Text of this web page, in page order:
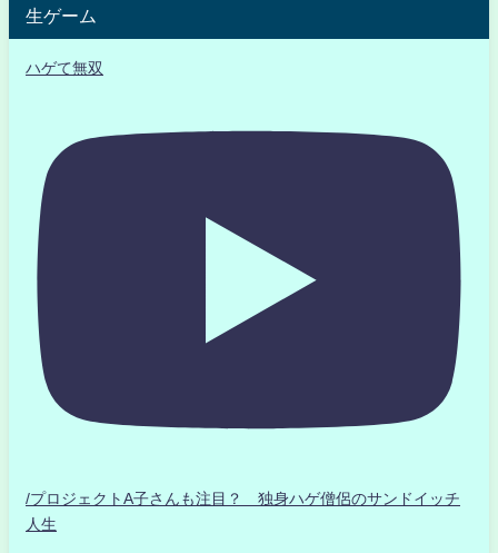
生ゲーム
ハゲて無双
/プロジェクトA子さんも注目？ 独身ハゲ僧侶のサンドイッチ
人生